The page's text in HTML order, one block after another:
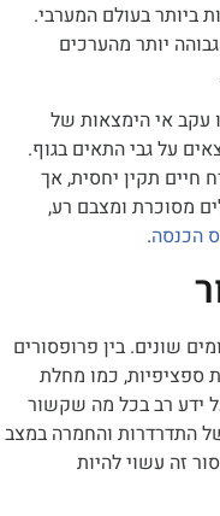
המערבי.
מהערכים
הימצאות של
התאים בגוף.
יחסית, אך
ומצבם רע,
.
בין פרופסורים
כמו מחלת
בכל מה שקשור
והחמרה במצב
להיות